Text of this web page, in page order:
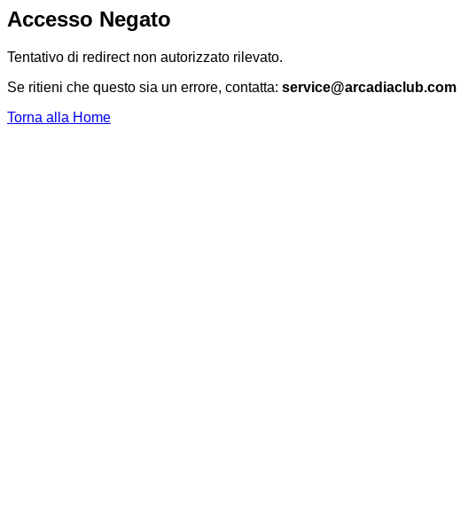
Accesso Negato
Tentativo di redirect non autorizzato rilevato.
Se ritieni che questo sia un errore, contatta: service@arcadiaclub.com
Torna alla Home